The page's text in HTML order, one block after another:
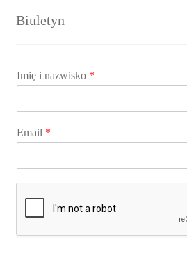
Biuletyn
Imię i nazwisko *
Email *